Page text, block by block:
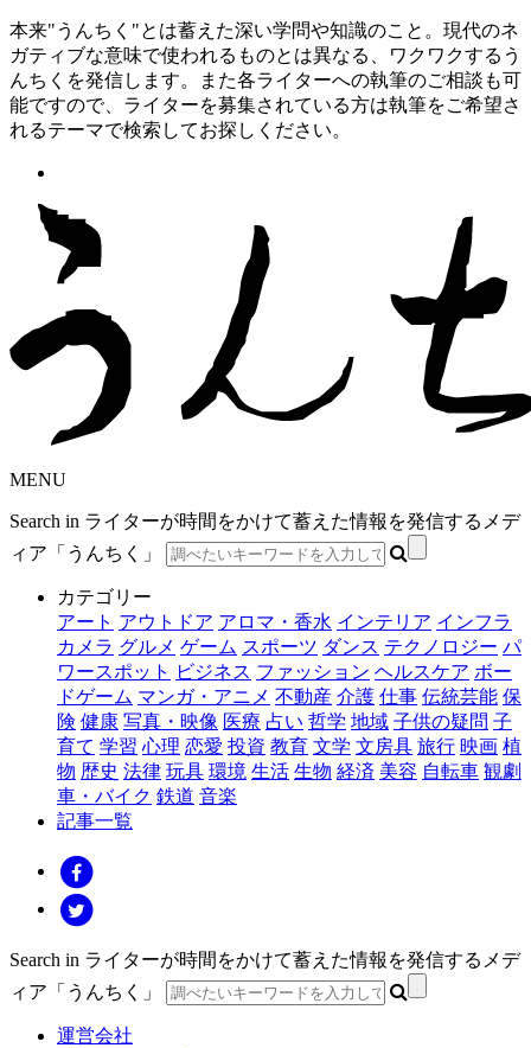
本来"うんちく"とは蓄えた深い学問や知識のこと。現代のネ
ガティブな意味で使われるものとは異なる、ワクワクするう
んちくを発信します。また各ライターへの執筆のご相談も可
能ですので、ライターを募集されている方は執筆をご希望さ
れるテーマで検索してお探しください。
MENU
Search in ライターが時間をかけて蓄えた情報を発信するメデ
ィア「うんちく」
カテゴリー
アート アウトドア アロマ・香水 インテリア インフラ
カメラ グルメ ゲーム スポーツ ダンス テクノロジー パ
ワースポット
ビジネス ファッション ヘルスケア ボー
ドゲーム マンガ・アニメ 不動産 介護 仕事 伝統芸能 保
険 健康 写真・映像 医療 占い 哲学 地域 子供の疑問 子
育て 学習 心理 恋愛 投資 教育 文学 文房具 旅行 映画 植
物 歴史 法律 玩具 環境 生活 生物 経済 美容 自転車 観劇
車・バイク 鉄道 音楽
記事一覧
Search in ライターが時間をかけて蓄えた情報を発信するメデ
ィア「うんちく」
運営会社